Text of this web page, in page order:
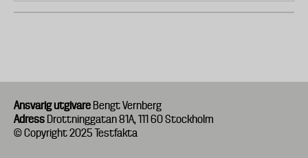
Ansvarig utgivare Bengt Vernberg
Adress Drottninggatan 81A, 111 60 Stockholm
© Copyright 2025 Testfakta